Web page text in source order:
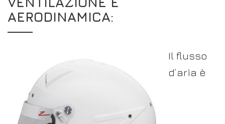
AERODINAMICA:
Il flusso
d’aria è